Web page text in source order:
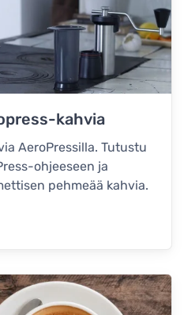
kahvia
AeroPressilla. Tutustu
ohjeeseen ja
pehmeää kahvia.